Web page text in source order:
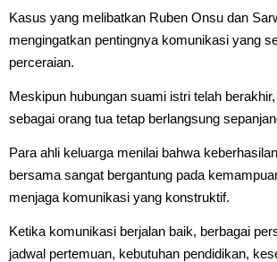
Kasus yang melibatkan Ruben Onsu dan
mengingatkan pentingnya komunikasi yang
perceraian.
Meskipun hubungan suami istri telah
sebagai orang tua tetap berlangsung
Para ahli keluarga menilai bahwa
bersama sangat bergantung pada
menjaga komunikasi yang konstruktif.
Ketika komunikasi berjalan baik, berbagai
jadwal pertemuan, kebutuhan pendidikan,